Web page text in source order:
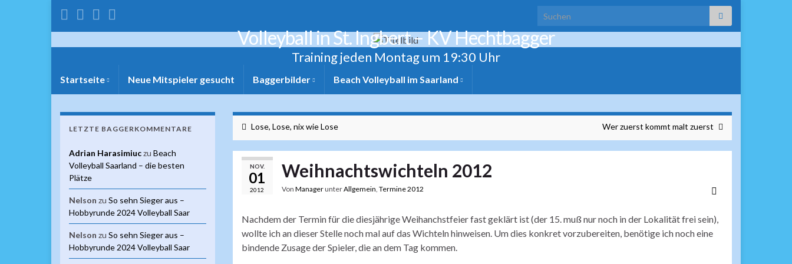
Search for:
Volleyball in St. Ingbert – KV Hechtbagger
Training jeden Montag um 19:30 Uhr
Startseite Neue Mitspieler gesucht Baggerbilder Beach Volleyball im Saarland
Lose, Lose, nix wie Lose Wer zuerst kommt malt zuerst
NOV.
01
2012
Weihnachtswichteln 2012
Von ManagerunterAllgemein, Termine 2012
Nachdem der Termin für die diesjährige Weihanchstfeier fast geklärt ist (der 15. muß nur noch in der Lokalität frei sein),
wollte ich an dieser Stelle noch mal auf das Wichteln hinweisen. Um dies konkret vorzubereiten, benötige ich noch eine
bindende Zusage der Spieler, die an dem Tag kommen.
LETZTE BAGGERKOMMENTARE
Adrian Harasimiuczu Beach
Volleyball Saarland – die besten
Plätze
Nelson zu So sehn Sieger aus –
Hobbyrunde 2024 Volleyball Saar
Nelson zu So sehn Sieger aus –
Hobbyrunde 2024 Volleyball Saar